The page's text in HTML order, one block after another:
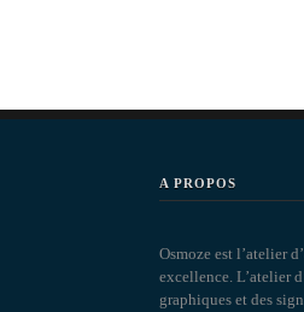
A PROPOS
Osmoze est l’atelier
excellence. L’atelier
graphiques et des